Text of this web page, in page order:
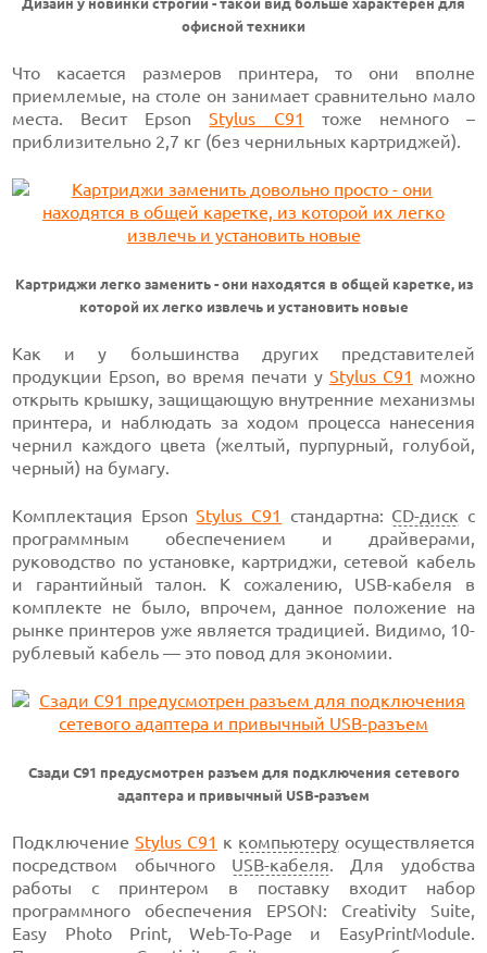
Дизайн у новинки строгий - такой вид больше характерен для
офисной техники
Что касается размеров принтера, то они вполне
приемлемые, на столе он занимает сравнительно мало
места. Весит EpsonStylus C91
тоже немного –
приблизительно 2,7 кг (без чернильных картриджей).
Картриджи легко заменить - они находятся в общей каретке, из
которой их легко извлечь и установить новые
Как и у большинства других представителей
продукции Epson, во время печати у Stylus C91 можно
открыть крышку, защищающую внутренние механизмы
принтера, и наблюдать за ходом процесса нанесения
чернил каждого цвета (желтый, пурпурный, голубой,
черный) на бумагу.
Комплектация EpsonStylus C91 стандартна: CD-диск с
программным обеспечением и драйверами,
руководство по установке, картриджи, сетевой кабель
и гарантийный талон. К сожалению, USB-кабеля в
комплекте не было, впрочем, данное положение на
рынке принтеров уже является традицией. Видимо, 10-
рублевый кабель — это повод для экономии.
Сзади C91 предусмотрен разъем для подключения сетевого
адаптера и привычный USB-разъем
ПодключениеStylus C91 к компьютеруосуществляется
посредством обычного USB-кабеля. Для удобства
работы с принтером в поставку входит набор
программного обеспечения EPSON: Creativity Suite,
Easy Photo Print, Web-To-Page и EasyPrintModule.